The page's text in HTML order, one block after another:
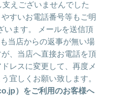
えございませんでした
すいお電話番号等もご明
います。 メールを送信頂
当店からの返事が無い場
、当店へ直接お電話を頂
レスに変更して、再度メ
宜しくお願い致します。
）をご利用のお客様へ